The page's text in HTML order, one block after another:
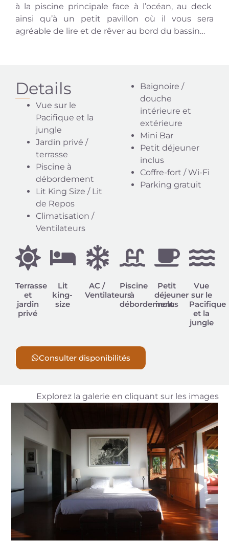
à la piscine principale face à l’océan, au deck
ainsi qu’à un petit pavillon où il vous sera
agréable de lire et de rêver au bord du bassin…
Details
Vue sur le
Pacifique et la
jungle
Jardin privé /
terrasse
Piscine à
débordement
Lit King Size / Lit
de Repos
Climatisation /
Ventilateurs
Baignoire /
douche
intérieure et
extérieure
Mini Bar
Petit déjeuner
inclus
Coffre-fort / Wi-Fi
Parking gratuit
Terrasse
et
jardin
privé
Lit
king-
size
AC /
Ventilateurs
Piscine
à
débordement
Petit
déjeuner
inclus
Vue
sur le
Pacifique
et la
jungle
Consulter disponibilités
Explorez la galerie en cliquant sur les images